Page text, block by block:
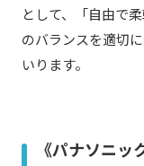
として、「自由で
のバランスを適切
いります。
《パナソニ